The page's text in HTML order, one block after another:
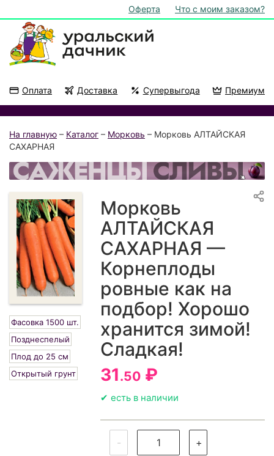
Оферта Что с моим заказом?
Оплата Доставка Супервыгода Премиум
На главную – Каталог – Морковь – Морковь АЛТАЙСКАЯ
САХАРНАЯ
Фасовка 1500 шт.
Позднеспелый
Плод до 25 см
Открытый грунт
Морковь
АЛТАЙСКАЯ
САХАРНАЯ —
Корнеплоды
ровные как на
подбор! Хорошо
хранится зимой!
Сладкая!
31.50 ₽
✔ есть в наличии
- +